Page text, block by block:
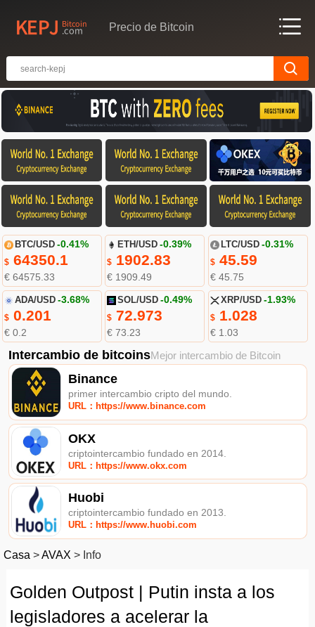
Precio de Bitcoin
BTC/USD -0.41%
$64350.1
€ 64575.33
ETH/USD -0.39%
$ 1902.83
€ 1909.49
LTC/USD -0.31%
$45.59
€ 45.75
ADA/USD -3.68%
$0.201
€ 0.2
SOL/USD -0.49%
$ 72.973
€ 73.23
XRP/USD -1.93%
$1.028
€ 1.03
Intercambio de bitcoinsMejor intercambio de Bitcoin
Binance
primer intercambio cripto del mundo.
URL：https://www.binance.com
OKX
criptointercambio fundado en 2014.
URL：https://www.okx.com
Huobi
criptointercambio fundado en 2013.
URL：https://www.huobi.com
Casa >AVAX > Info
Golden Outpost | Putin insta a los
legisladores a acelerar la